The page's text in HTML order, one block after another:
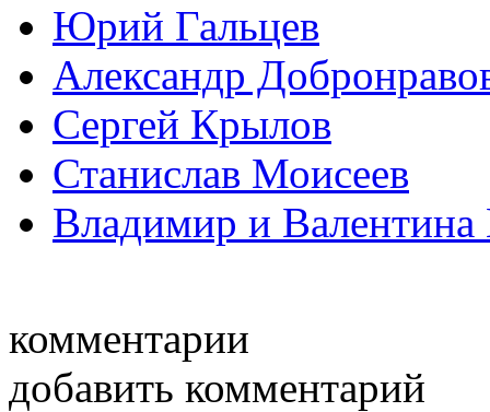
Юрий Гальцев
Александр
Сергей Крылов
Станислав Моисеев
Владимир и
комментарии
добавить комментарий